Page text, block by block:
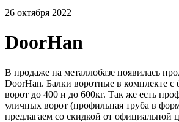
26 октября 2022
DoorHan
В продаже на металлобазе появилась
DoorHan. Балки воротные в комплекте с
ворот до 400 и до 600кг. Так же есть
уличных ворот (профильная труба в
предлагаем со скидкой от официальной